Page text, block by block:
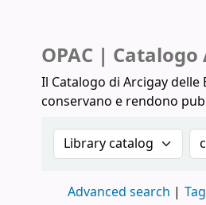
Biblioteche Arcigay
OPAC |
Il Catalogo di Arcigay
conservano e rendono
Search the catalog
Advanced search